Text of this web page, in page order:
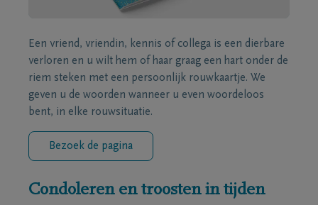
Een vriend, vriendin, kennis of collega is een dierbare
verloren en u wilt hem of haar graag een hart onder de
riem steken met een persoonlijk rouwkaartje. We
geven u de woorden wanneer u even woordeloos
bent, in elke rouwsituatie.
Bezoek de pagina
Condoleren en troosten in tijden